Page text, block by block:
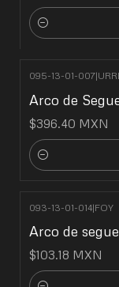
Cantidad
095-13-01-007|
Arco de
$396.40 MXN
Cantidad
093-13-01-014|FOY
Arco de
$103.18 MXN